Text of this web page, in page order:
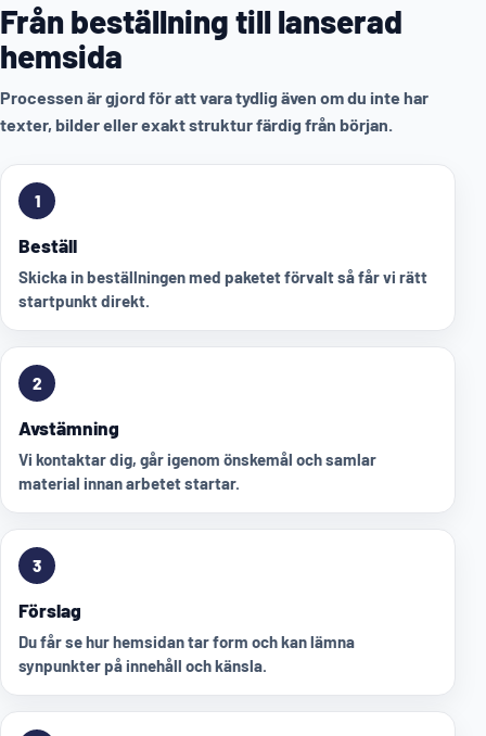
Från beställning till lanserad
hemsida
Processen är gjord för att vara tydlig även om du inte har
texter, bilder eller exakt struktur färdig från början.
1
Beställ
Skicka in beställningen med paketet förvalt så får vi rätt
startpunkt direkt.
2
Avstämning
Vi kontaktar dig, går igenom önskemål och samlar
material innan arbetet startar.
3
Förslag
Du får se hur hemsidan tar form och kan lämna
synpunkter på innehåll och känsla.